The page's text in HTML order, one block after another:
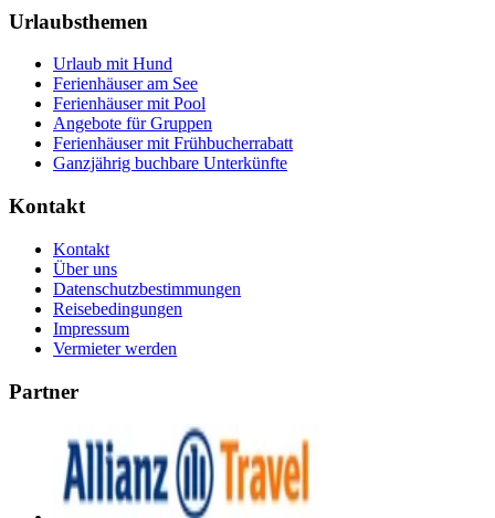
Urlaubsthemen
Urlaub mit Hund
Ferienhäuser am See
Ferienhäuser mit Pool
Angebote für Gruppen
Ferienhäuser mit Frühbucherrabatt
Ganzjährig buchbare Unterkünfte
Kontakt
Kontakt
Über uns
Datenschutzbestimmungen
Reisebedingungen
Impressum
Vermieter werden
Partner